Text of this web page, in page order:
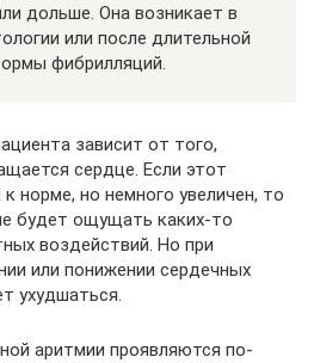
дольше. Она возникает в
или после длительной
фибрилляций.
зависит от того,
сердце. Если этот
норме, но немного увеличен, то
будет ощущать каких-то
воздействий. Но при
или понижении сердечных
ухудшаться.
аритмии проявляются по-